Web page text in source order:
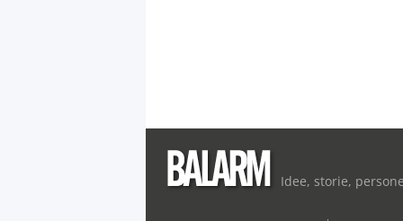
Idee, storie,